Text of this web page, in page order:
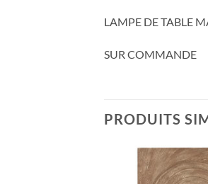
LAMPE DE TABLE
SUR COMMANDE
PRODUITS